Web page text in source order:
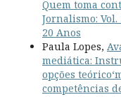
Quem toma
Jornalismo: Vol.
20 Anos
Paula Lopes,
mediática:
opções
competências